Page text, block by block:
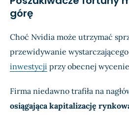
górę
Choć Nvidia może utrzymać
przewidywanie
inwestycji przy obecnej
Firma niedawno trafiła na
osiągająca kapitalizację